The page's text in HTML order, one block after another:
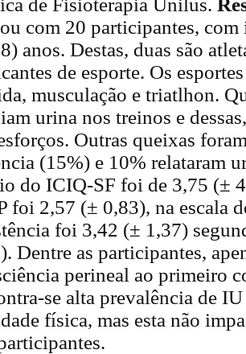
com 20 participantes,
anos. Destas, duas são
de esporte. Os
musculação e triatlhon.
urina nos treinos e
Outras queixas
(15%) e 10% relataram
do ICIQ-SF foi de 3,75 (±
foi 2,57 (± 0,83), na escala
foi 3,42 (± 1,37)
Dentre as participantes,
perineal ao primeiro
se alta prevalência de
física, mas esta não